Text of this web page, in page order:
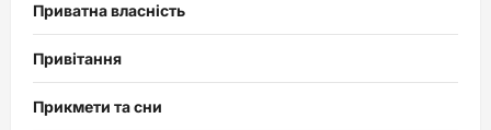
Приватна власність
Привітання
Прикмети та сни